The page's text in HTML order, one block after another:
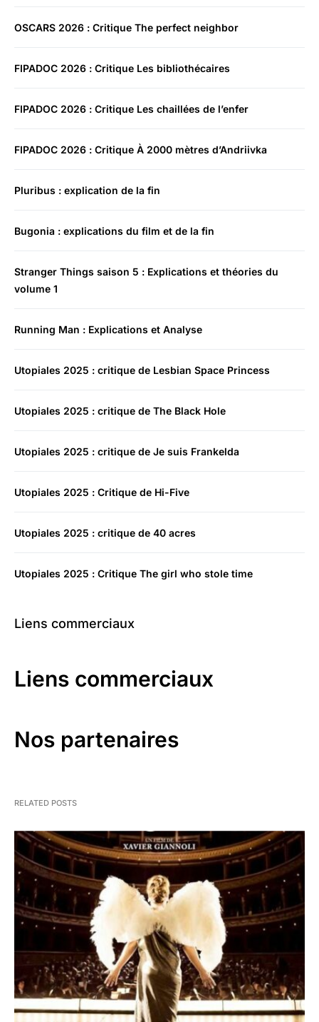
OSCARS 2026 : Critique The perfect neighbor
FIPADOC 2026 : Critique Les bibliothécaires
FIPADOC 2026 : Critique Les chaillées de l’enfer
FIPADOC 2026 : Critique À 2000 mètres d’Andriivka
Pluribus : explication de la fin
Bugonia : explications du film et de la fin
Stranger Things saison 5 : Explications et théories du
volume 1
Running Man : Explications et Analyse
Utopiales 2025 : critique de Lesbian Space Princess
Utopiales 2025 : critique de The Black Hole
Utopiales 2025 : critique de Je suis Frankelda
Utopiales 2025 : Critique de Hi-Five
Utopiales 2025 : critique de 40 acres
Utopiales 2025 : Critique The girl who stole time
Liens commerciaux
Liens commerciaux
Nos partenaires
RELATED POSTS